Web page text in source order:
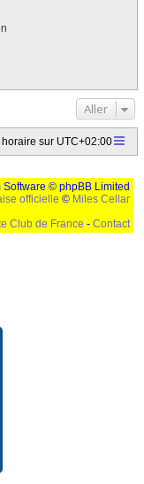
Aller
horaire sur UTC+02:00
Software © phpBB Limited
officielle © Miles Cellar
Club de France - Contact